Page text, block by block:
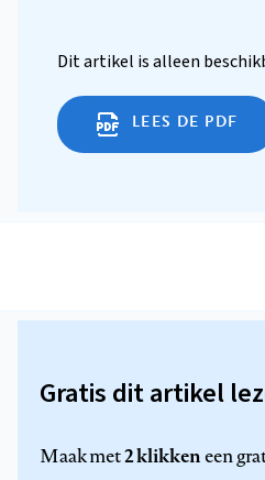
Dit artikel is alleen
LEES DE PDF
Gratis dit artikel
Maak met2 klikkeneen